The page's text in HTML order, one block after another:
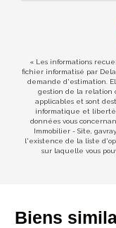
« Les informations
fichier informatisé par
demande d'estimation.
gestion de la relation
applicables et sont
informatique et
données vous
Immobilier - Site,
l'existence de la liste
sur laquelle vous
Biens